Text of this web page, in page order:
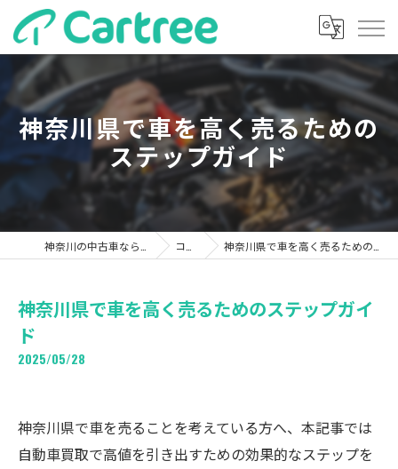
神奈川県で車を高く売るための
ステップガイド
コラム 神奈川県で車を高く売るためのステップガイド
神奈川県で車を高く売るためのステップガイ
ド
2025/05/28
神奈川県で車を売ることを考えている方へ、本記事では
自動車買取で高値を引き出すための効果的なステップを